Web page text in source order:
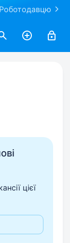
Роботодавцю
цієї